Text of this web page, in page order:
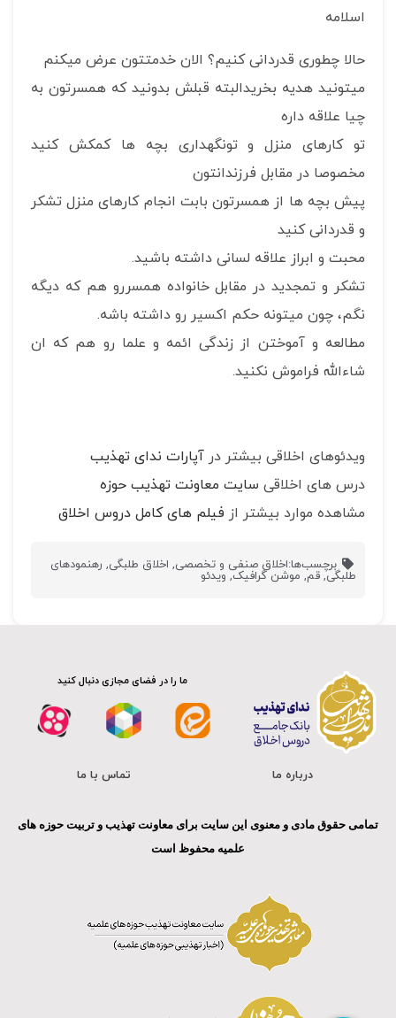
اسلامه
حالا چطوری قدردانی کنیم؟ الان خدمتتون عرض میکنم
میتونید هدیه بخریدالبته قبلش بدونید که همسرتون به
چیا علاقه داره
تو کارهای منزل و تونگهداری بچه ها کمکش کنید
مخصوصا در مقابل فرزندانتون
پیش بچه ها از همسرتون بابت انجام کارهای منزل تشکر
و قدردانی کنید
محبت و ابراز علاقه لسانی داشته باشید.
تشکر و تمجدید در مقابل خانواده همسررو هم که دیگه
نگم، چون میتونه حکم اکسیر رو داشته باشه.
مطالعه و آموختن از زندگی ائمه و علما رو هم که ان
شاءالله فراموش نکنید.
ویدئوهای اخلاقی بیشتر در آپارات ندای تهذیب
درس های اخلاقی سایت معاونت تهذیب حوزه
مشاهده موارد بیشتر از فیلم های کامل دروس اخلاق
برچسب‌ها:اخلاق صنفی و تخصصی, اخلاق طلبگی, رهنمودهای
طلبگی, قم, موشن گرافیک, ویدئو
ما را در فضای مجازی دنبال کنید
درباره ما تماس با ما
تمامی حقوق مادی و معنوی این سایت برای معاونت تهذیب و تربیت حوزه های
علمیه محفوظ است